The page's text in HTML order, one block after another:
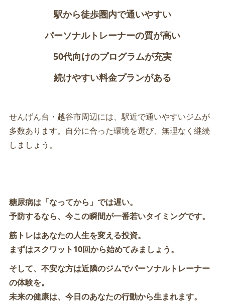
駅から徒歩圏内で通いやすい
パーソナルトレーナーの質が高い
50代向けのプログラムが充実
続けやすい料金プランがある
せんげん台・越谷市周辺には、駅近で通いやすいジムが
多数あります。自分に合った環境を選び、無理なく継続
しましょう。
糖尿病は「なってから」では遅い。
予防するなら、 今この瞬間が一番若いタイミングです。
筋トレはあなたの人生を変える投資。
まずはスクワット10回から始めてみましょう。
そして、不安な方は近隣のジムでパーソナルトレーナー
の体験を。
未来の健康は、今日のあなたの行動から生まれます。